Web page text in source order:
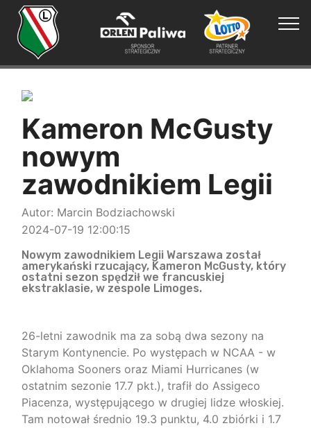
Kameron McGusty
nowym
zawodnikiem Legii
Autor: Marcin Bodziachowski
2024-07-19 12:00:15
Nowym zawodnikiem Legii Warszawa został
amerykański rzucający, Kameron McGusty, który
ostatni sezon spędził we francuskiej
ekstraklasie, w zespole Limoges.
26-letni zawodnik ma za sobą dwa sezony na
Starym Kontynencie. Po występach w NCAA - w
Oklahoma Sooners oraz Miami Hurricanes (w
ostatnim sezonie 17.7 pkt.), trafił do Assigeco
Piacenza, występującego w drugiej lidze włoskiej.
Tam notował średnio 19.3 punktu, 4.0 zbiórki i 1.7